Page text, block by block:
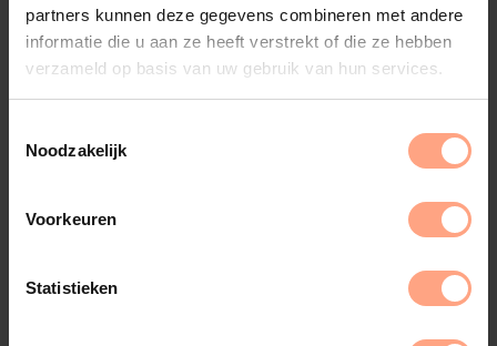
partners kunnen deze gegevens combineren met andere
informatie die u aan ze heeft verstrekt of die ze hebben
verzameld op basis van uw gebruik van hun services.
Noodzakelijk
Voorkeuren
Statistieken
Deens Ovaal Ovaal Plat Ovaal